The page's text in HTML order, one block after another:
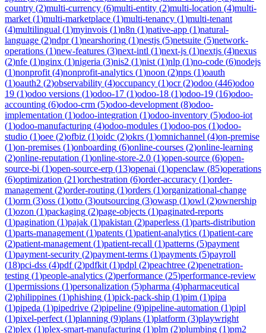
country (2)multi-currency (6)multi-entity (2)multi-location (4)multi-
market (1)multi-marketplace (1)multi-tenancy (1)multi-tenant
(4)multilingual (1)myinvois (1)n8n (1)native-app (1)natural-
language (2)ndpr(1)nearshoring (1)nestjs (5)netsuite (5)network-
operations (1)new-features (3)next-intl (1)next-js (1)nextjs (4)nexus
(2)nfe (1)nginx (1)nigeria (3)nis2 (1)nist (1)nlp (1)no-code (6)nodejs
(1)nonprofit (4)nonprofit-analytics (1)noon (2)nps (1)oauth
(1)oauth2 (2)observability (4)occupancy (1)ocr(2)odoo (446)odoo
19 (1)odoo versions (1)odoo-17 (1)odoo-18 (1)odoo-19 (16)odoo-
accounting (6)odoo-crm (5)odoo-development (8)odoo-
implementation (1)odoo-integration (1)odoo-inventory (5)odoo-iot
(1)odoo-manufacturing (4)odoo-modules (1)odoo-pos (1)odoo-
studio (1)oee (2)ofbiz (1)oidc (2)okrs (1)omnichannel (4)on-premise
(1)on-premises (1)onboarding (6)online-courses (2)online-learning
(2)online-reputation (1)online-store-2.0 (1)open-source (6)open-
source-bi (1)open-source-erp (13)openai (1)openclaw (85)operations
(6)optimization (21)orchestration (6)order-accuracy (1)order-
management (2)order-routing (1)orders (1)organizational-change
(1)orm (3)oss (1)otto (3)outsourcing (3)owasp (1)owl (2)ownership
(1)ozon (1)packaging (2)page-objects (1)paginated-reports
(1)pagination (1)pajak (1)pakistan (2)paperless (1)parts-distribution
(1)parts-management (1)patents (1)patient-analytics (1)patient-care
(2)patient-management (1)patient-recall (1)patterns (5)payment
(1)payment-security (2)payment-terms (1)payments (5)payroll
(18)pci-dss (4)pdf(2)pdfkit (1)pdpl (2)peachtree (2)penetration-
testing (1)people-analytics (2)performance (25)performance-review
(1)permissions (1)personalization (5)pharma (4)pharmaceutical
(2)philippines (1)phishing (1)pick-pack-ship (1)pim (1)pipa
(1)pipeda (1)pipedrive (2)pipeline (9)pipeline-automation (1)pipl
(1)pixel-perfect (1)planning (9)plans (1)platform (3)playwright
(2)plex (1)plex-smart-manufacturing (1)plm (2)plumbing (1)pm2